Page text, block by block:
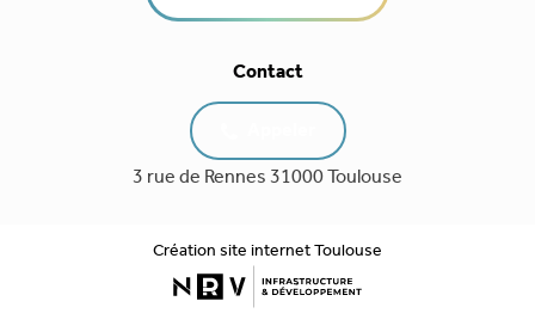
Contact
3 rue de Rennes 31000 Toulouse
Création site internet Toulouse